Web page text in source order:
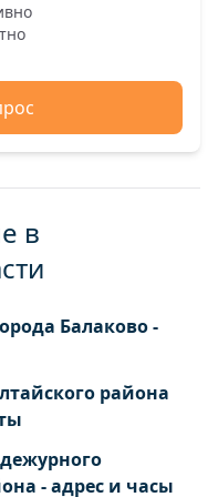
в
Балаково -
района
- адрес и часы